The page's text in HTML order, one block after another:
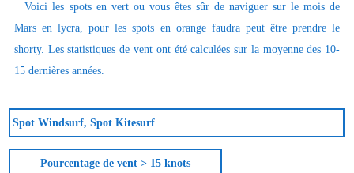
Voici les spots en vert ou vous êtes sûr de naviguer sur le mois de
Mars en lycra, pour les spots en orange faudra peut être prendre le
shorty. Les statistiques de vent ont été calculées sur la moyenne des 10-
15 dernières années.
Spot Windsurf, Spot Kitesurf
Pourcentage de vent > 15 knots